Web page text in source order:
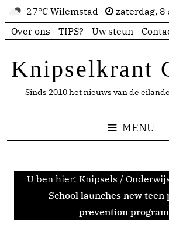
27°C Wilemstad
zaterdag, 8
Over ons
TIPS? Uw steun
Knipselkrant
Sinds 2010 het nieuws van de
MENU
U ben hier: Knipsels /
School launches new teen
prevention